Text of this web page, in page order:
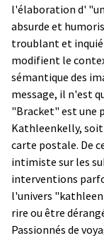
l'élaboration d'
absurde et
troublant et
modifient le
sémantique des
message, il n'est
"Bracket" est une
Kathleenkelly,
carte postale. De
intimiste sur les
interventions
l'univers
rire ou être
Passionnés de